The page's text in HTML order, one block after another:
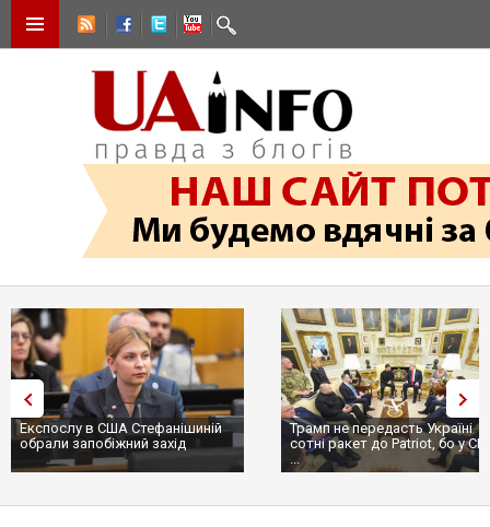
Експослу в США Стефанішиній
обрали запобіжний захід
Трамп не передасть Україні
сотні ракет до Patriot, бо у
...